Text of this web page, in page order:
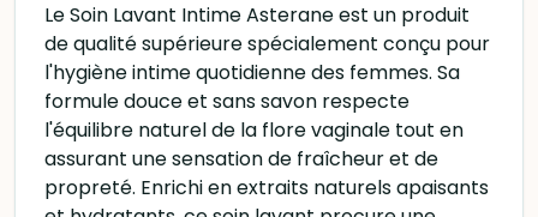
Le Soin Lavant Intime Asterane est un produit
de qualité supérieure spécialement conçu pour
l'hygiène intime quotidienne des femmes. Sa
formule douce et sans savon respecte
l'équilibre naturel de la flore vaginale tout en
assurant une sensation de fraîcheur et de
propreté. Enrichi en extraits naturels apaisants